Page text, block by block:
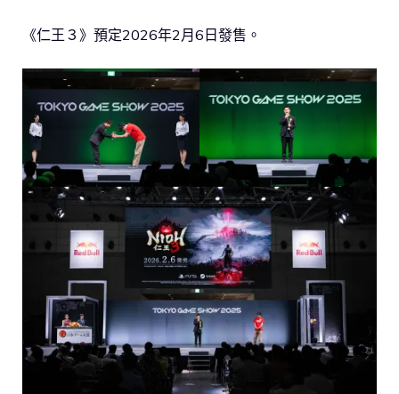
《仁王３》預定2026年2月6日發售。